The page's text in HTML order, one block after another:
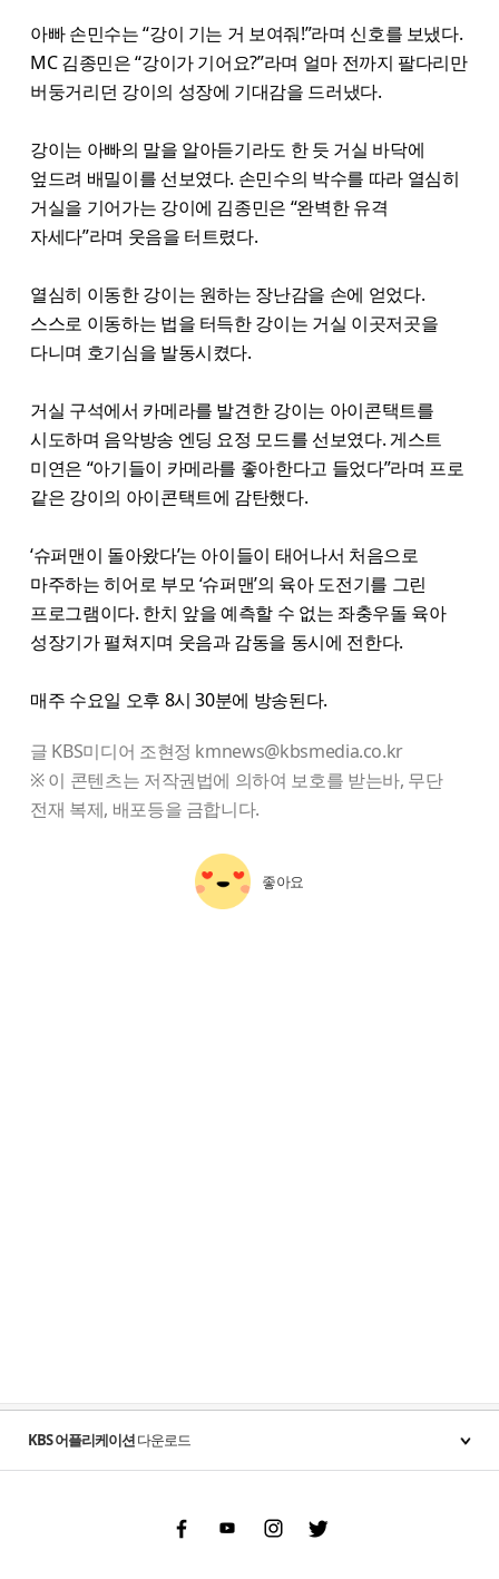
아빠 손민수는 “강이 기는 거 보여줘!”라며 신호를 보냈다.
MC 김종민은 “강이가 기어요?”라며 얼마 전까지 팔다리만
버둥거리던 강이의 성장에 기대감을 드러냈다.
강이는 아빠의 말을 알아듣기라도 한 듯 거실 바닥에
엎드려 배밀이를 선보였다. 손민수의 박수를 따라 열심히
거실을 기어가는 강이에 김종민은 “완벽한 유격
자세다”라며 웃음을 터트렸다.
열심히 이동한 강이는 원하는 장난감을 손에 얻었다.
스스로 이동하는 법을 터득한 강이는 거실 이곳저곳을
다니며 호기심을 발동시켰다.
거실 구석에서 카메라를 발견한 강이는 아이콘택트를
시도하며 음악방송 엔딩 요정 모드를 선보였다. 게스트
미연은 “아기들이 카메라를 좋아한다고 들었다”라며 프로
같은 강이의 아이콘택트에 감탄했다.
‘슈퍼맨이 돌아왔다’는 아이들이 태어나서 처음으로
마주하는 히어로 부모 ‘슈퍼맨’의 육아 도전기를 그린
프로그램이다. 한치 앞을 예측할 수 없는 좌충우돌 육아
성장기가 펼쳐지며 웃음과 감동을 동시에 전한다.
매주 수요일 오후 8시 30분에 방송된다.
글 KBS미디어 조현정 kmnews@kbsmedia.co.kr
※ 이 콘텐츠는 저작권법에 의하여 보호를 받는바, 무단
전재 복제, 배포등을 금합니다.
좋아요
KBS 어플리케이션다운로드
FacebookYoutubeInstgram Twitter